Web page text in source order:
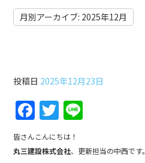
月別アーカイブ: 2025年12月
投稿日 2025年12月23日
F
a
c
T
w
itt e
皆さんこんにちは！
丸三建設株式会社、更新担当の中西です。